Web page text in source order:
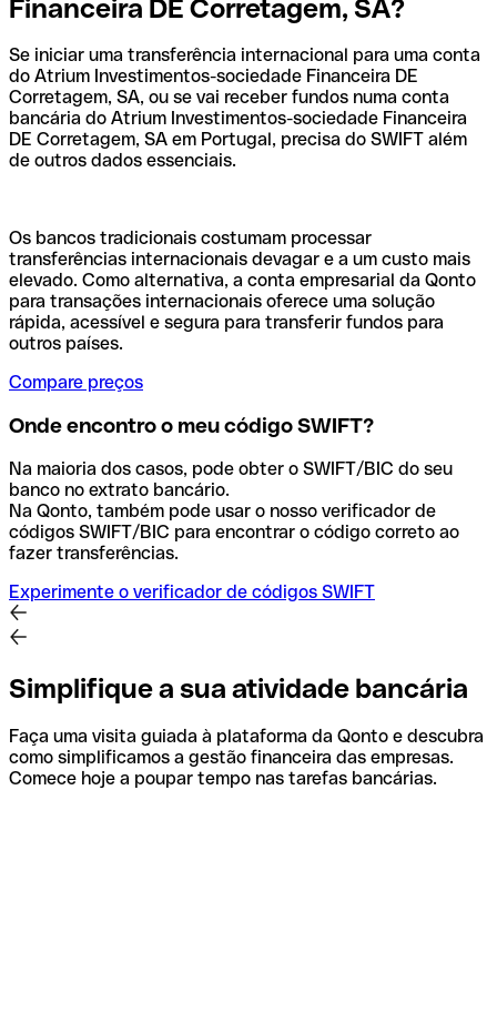
Financeira DE Corretagem, SA?
Se iniciar uma transferência internacional para uma conta
do Atrium Investimentos-sociedade Financeira DE
Corretagem, SA, ou se vai receber fundos numa conta
bancária do Atrium Investimentos-sociedade Financeira
DE Corretagem, SA em Portugal, precisa do SWIFT além
de outros dados essenciais.
Os bancos tradicionais costumam processar
transferências internacionais devagar e a um custo mais
elevado. Como alternativa, a conta empresarial da Qonto
para transações internacionais oferece uma solução
rápida, acessível e segura para transferir fundos para
outros países.
Compare preços
Onde encontro o meu código SWIFT?
Na maioria dos casos, pode obter o SWIFT/BIC do seu
banco no extrato bancário.
Na Qonto, também pode usar o nosso verificador de
códigos SWIFT/BIC para encontrar o código correto ao
fazer transferências.
Experimente o verificador de códigos SWIFT
Simplifique a sua atividade bancária
Faça uma visita guiada à plataforma da Qonto e descubra
como simplificamos a gestão financeira das empresas.
Comece hoje a poupar tempo nas tarefas bancárias.